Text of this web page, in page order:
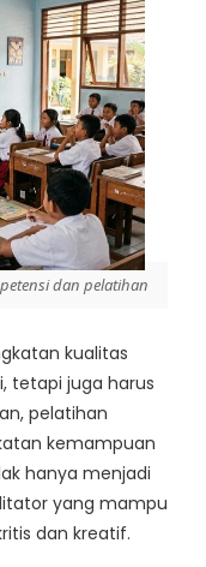
dan pelatihan
kualitas
tetapi juga harus
pelatihan
kemampuan
hanya menjadi
yang mampu
dan kreatif.